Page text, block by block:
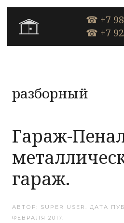
☎ +7
☎ +7
разборный
Гараж-
гараж.
АВТОР: SUPER USER. ДАТА
ФЕВРАЛЯ 2017.